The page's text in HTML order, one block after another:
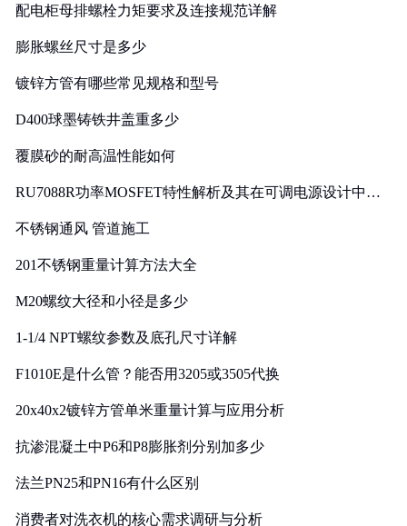
配电柜母排螺栓力矩要求及连接规范详解
膨胀螺丝尺寸是多少
镀锌方管有哪些常见规格和型号
D400球墨铸铁井盖重多少
覆膜砂的耐高温性能如何
RU7088R功率MOSFET特性解析及其在可调电源设计中的
不锈钢通风 管道施工
201不锈钢重量计算方法大全
M20螺纹大径和小径是多少
1-1/4 NPT螺纹参数及底孔尺寸详解
F1010E是什么管？能否用3205或3505代换
20x40x2镀锌方管单米重量计算与应用分析
抗渗混凝土中P6和P8膨胀剂分别加多少
法兰PN25和PN16有什么区别
消费者对洗衣机的核心需求调研与分析